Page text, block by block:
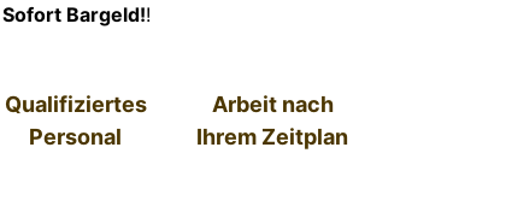
Sofort Bargeld!!
Qualifiziertes
Personal
Arbeit nach
Ihrem Zeitplan